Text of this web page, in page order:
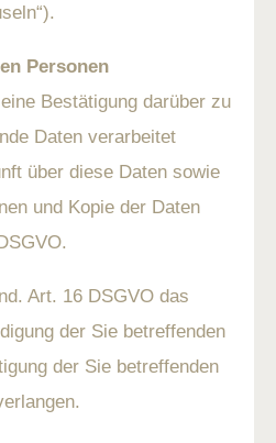
Personen
Bestätigung darüber zu
Daten verarbeitet
über diese Daten sowie
und Kopie der Daten
Art. 16 DSGVO das
der Sie betreffenden
der Sie betreffenden